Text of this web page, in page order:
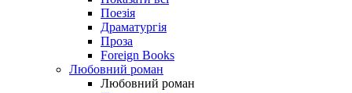
Поезія
Драматургія
Проза
Foreign Books
Любовний роман
Любовний роман